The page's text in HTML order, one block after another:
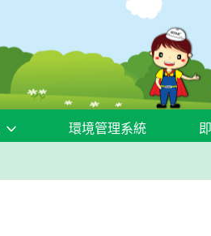
環境管理系統